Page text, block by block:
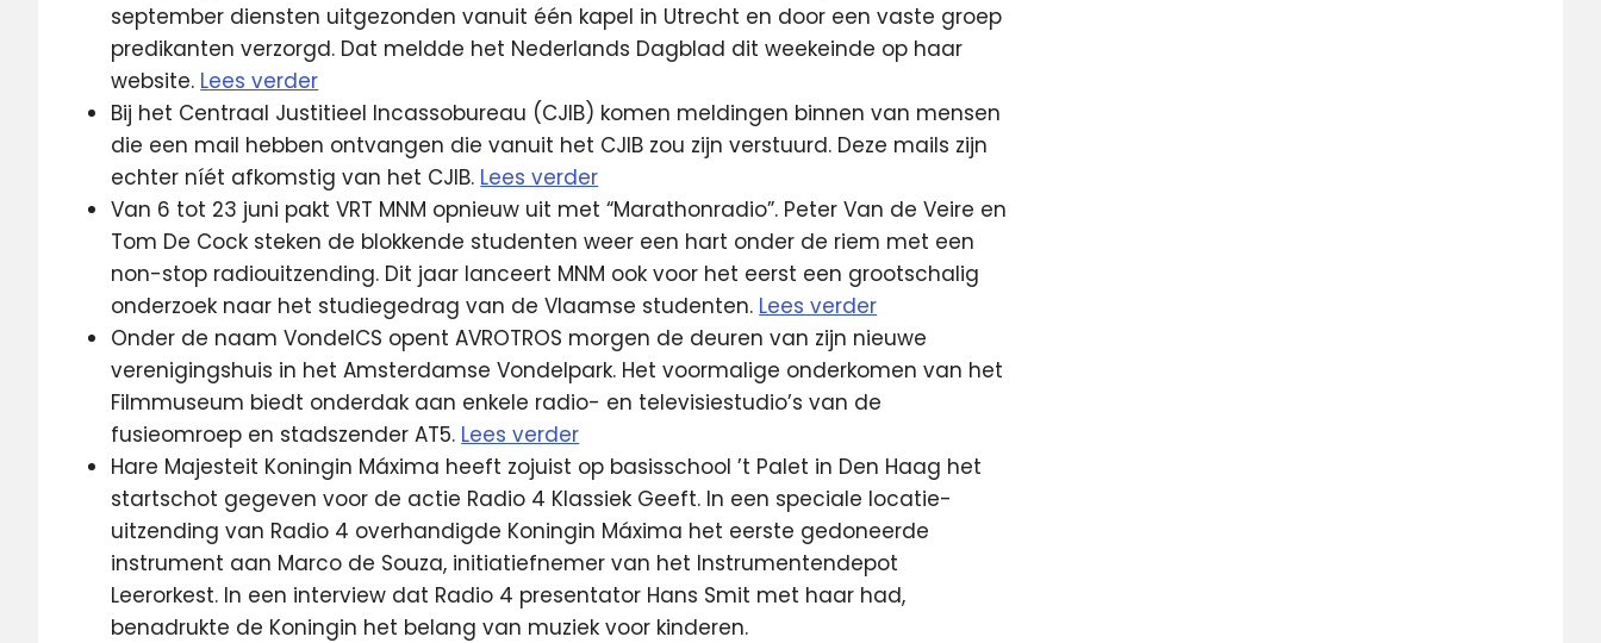
september diensten uitgezonden vanuit één kapel in Utrecht en door een vaste groep
predikanten verzorgd. Dat meldde het Nederlands Dagblad dit weekeinde op haar
website. Lees verder
Bij het Centraal Justitieel Incassobureau (CJIB) komen meldingen binnen van mensen
die een mail hebben ontvangen die vanuit het CJIB zou zijn verstuurd. Deze mails zijn
echter níét afkomstig van het CJIB. Lees verder
Van 6 tot 23 juni pakt VRT MNM opnieuw uit met “Marathonradio”. Peter Van de Veire en
Tom De Cock steken de blokkende studenten weer een hart onder de riem met een
non-stop radiouitzending. Dit jaar lanceert MNM ook voor het eerst een grootschalig
onderzoek naar het studiegedrag van de Vlaamse studenten. Lees verder
Onder de naam VondelCS opent AVROTROS morgen de deuren van zijn nieuwe
verenigingshuis in het Amsterdamse Vondelpark. Het voormalige onderkomen van het
Filmmuseum biedt onderdak aan enkele radio- en televisiestudio’s van de
fusieomroep en stadszender AT5. Lees verder
Hare Majesteit Koningin Máxima heeft zojuist op basisschool ’t Palet in Den Haag het
startschot gegeven voor de actie Radio 4 Klassiek Geeft. In een speciale locatie-
uitzending van Radio 4 overhandigde Koningin Máxima het eerste gedoneerde
instrument aan Marco de Souza, initiatiefnemer van het Instrumentendepot
Leerorkest. In een interview dat Radio 4 presentator Hans Smit met haar had,
benadrukte de Koningin het belang van muziek voor kinderen.